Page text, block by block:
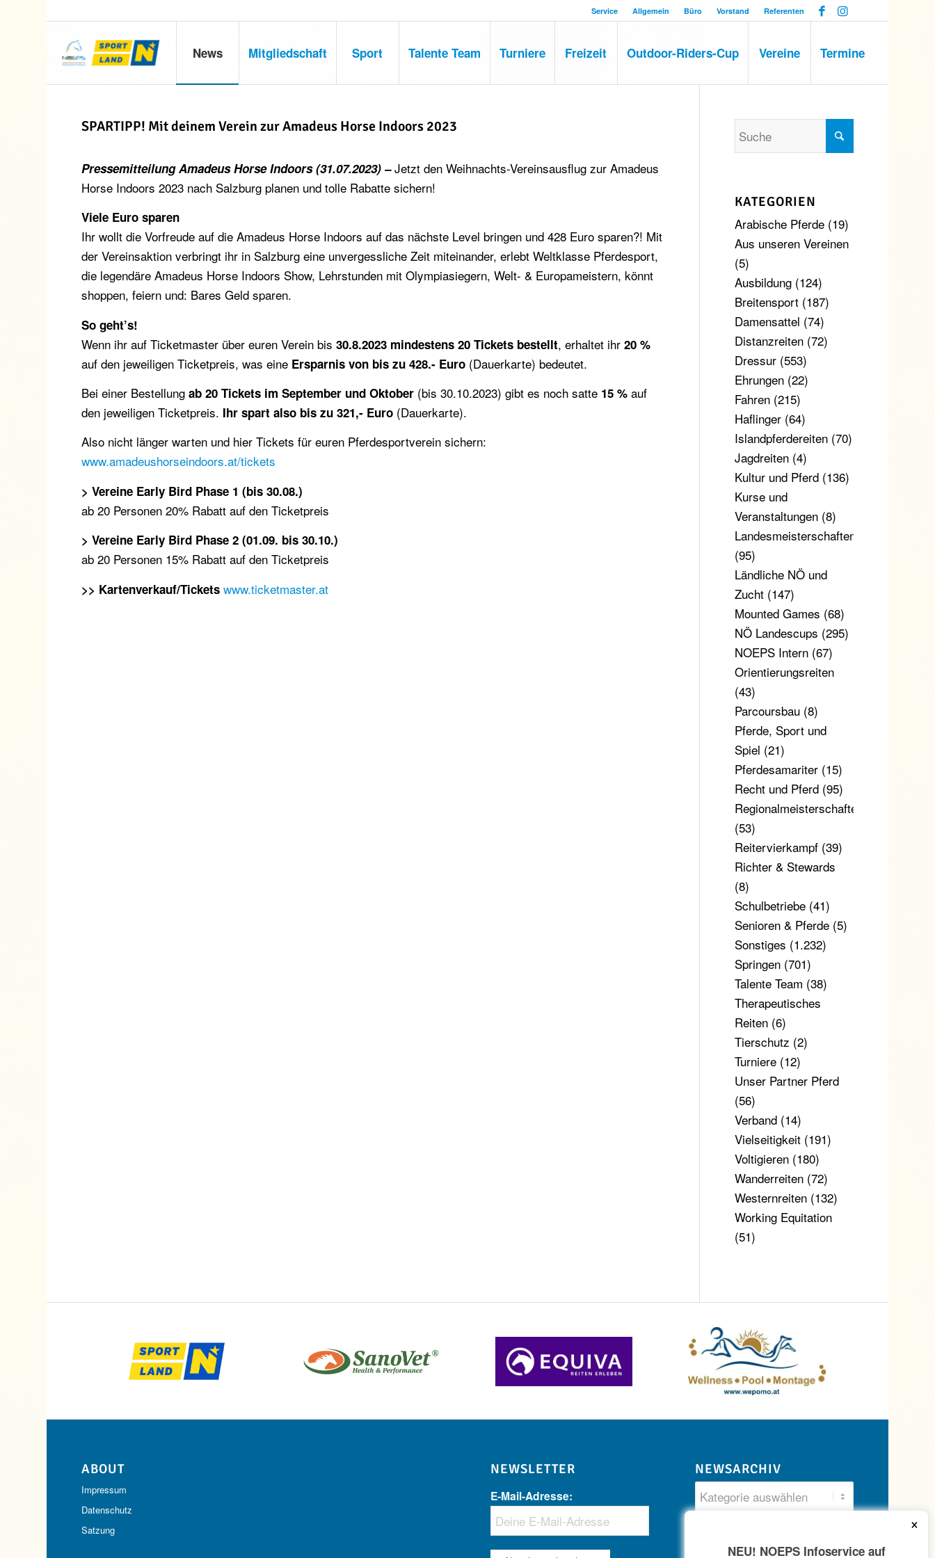
Service Allgemein Büro Vorstand Referenten
News Mitgliedschaft Sport Talente Team Turniere Freizeit Outdoor-Riders-Cup Vereine Termine
SPARTIPP! Mit deinem Verein zur Amadeus Horse Indoors 2023
Pressemitteilung Amadeus Horse Indoors (31.07.2023) –Jetzt den Weihnachts-Vereinsausflug zur Amadeus
Horse Indoors 2023 nach Salzburg planen und tolle Rabatte sichern!
Viele Euro sparen
Ihr wollt die Vorfreude auf die Amadeus Horse Indoors auf das nächste Level bringen und 428 Euro sparen?! Mit
der Vereinsaktion verbringt ihr in Salzburg eine unvergessliche Zeit miteinander, erlebt Weltklasse Pferdesport,
die legendäre Amadeus Horse Indoors Show, Lehrstunden mit Olympiasiegern, Welt- & Europameistern, könnt
shoppen, feiern und: Bares Geld sparen.
So geht’s!
Wenn ihr auf Ticketmaster über euren Verein bis30.8.2023 mindestens 20 Tickets bestellt, erhaltet ihr20 %
auf den jeweiligen Ticketpreis, was eine Ersparnis von bis zu 428.- Euro (Dauerkarte) bedeutet.
Bei einer Bestellungab 20 Tickets im September und Oktober (bis 30.10.2023) gibt es noch satte 15 % auf
den jeweiligen Ticketpreis. Ihr spart also bis zu 321,- Euro (Dauerkarte).
Also nicht länger warten und hier Tickets für euren Pferdesportverein sichern:
www.amadeushorseindoors.at/tickets
> Vereine Early Bird Phase 1 (bis 30.08.)
ab 20 Personen 20% Rabatt auf den Ticketpreis
> Vereine Early Bird Phase 2 (01.09. bis 30.10.)
ab 20 Personen 15% Rabatt auf den Ticketpreis
>> Kartenverkauf/Ticketswww.ticketmaster.at
KATEGORIEN
Arabische Pferde(19)
Aus unseren Vereinen
(5)
Ausbildung(124)
Breitensport(187)
Damensattel (74)
Distanzreiten(72)
Dressur(553)
Ehrungen(22)
Fahren(215)
Haflinger(64)
Islandpferdereiten(70)
Jagdreiten(4)
Kultur und Pferd(136)
Kurse und
Veranstaltungen(8)
Landesmeisterschaften
(95)
Ländliche NÖ und
Zucht(147)
Mounted Games (68)
NÖ Landescups (295)
NOEPS Intern(67)
Orientierungsreiten
(43)
Parcoursbau(8)
Pferde, Sport und
Spiel (21)
Pferdesamariter(15)
Recht und Pferd(95)
Regionalmeisterschaften
(53)
Reitervierkampf(39)
Richter & Stewards
(8)
Schulbetriebe(41)
Senioren & Pferde(5)
Sonstiges (1.232)
Springen(701)
Talente Team (38)
Therapeutisches
Reiten(6)
Tierschutz (2)
Turniere(12)
Unser Partner Pferd
(56)
Verband(14)
Vielseitigkeit(191)
Voltigieren(180)
Wanderreiten(72)
Westernreiten(132)
Working Equitation
(51)
ABOUT
Impressum
Datenschutz
Satzung
NEWSLETTER
E-Mail-Adresse:
NEWSARCHIV
×
NEU! NOEPS Infoservice auf